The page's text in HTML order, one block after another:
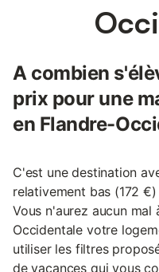
A combien
prix pour une
en Flandre-
C'est une destination
relativement bas (172
Vous n'aurez aucun mal
Occidentale votre
utiliser les filtres
de vacances qui vous